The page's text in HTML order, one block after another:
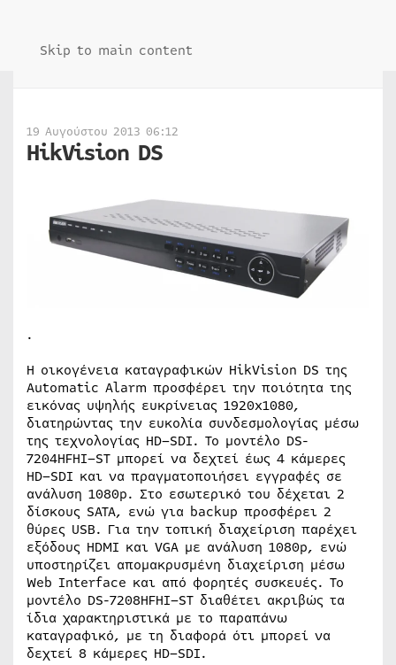
Skip to main content
19 Αυγούστου 2013 06:12
HikVision DS
.
Η οικογένεια καταγραφικών HikVision DS της
Automatic Alarm προσφέρει την ποιότητα της
εικόνας υψηλής ευκρίνειας 1920x1080,
διατηρώντας την ευκολία συνδεσμολογίας μέσω
της τεχνολογίας HD–SDI. Το μοντέλο DS-
7204HFHI–ST μπορεί να δεχτεί έως 4 κάμερες
HD–SDI και να πραγματοποιήσει εγγραφές σε
ανάλυση 1080p. Στο εσωτερικό του δέχεται 2
δίσκους SATA, ενώ για backup προσφέρει 2
θύρες USB. Για την τοπική διαχείριση παρέχει
εξόδους HDMI και VGA με ανάλυση 1080p, ενώ
υποστηρίζει απομακρυσμένη διαχείριση μέσω
Web Interface και από φορητές συσκευές. Το
μοντέλο DS-7208HFHI–ST διαθέτει ακριβώς τα
ίδια χαρακτηριστικά με το παραπάνω
καταγραφικό, με τη διαφορά ότι μπορεί να
δεχτεί 8 κάμερες HD–SDI.